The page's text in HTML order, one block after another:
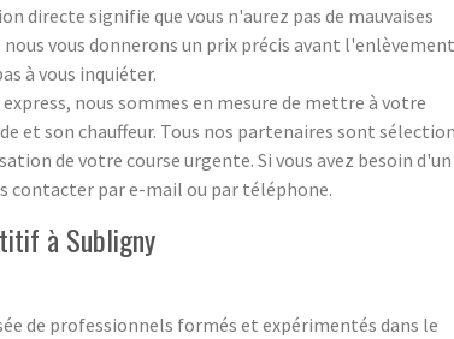
directe signifie que vous n'aurez pas de mauvaises
vous donnerons un prix précis avant
à vous inquiéter.
nous sommes en mesure de mettre à votre
et son chauffeur. Tous nos partenaires sont
de votre course urgente. Si vous avez besoin
par e-mail ou par téléphone.
à Subligny
de professionnels formés et expérimentés dans le